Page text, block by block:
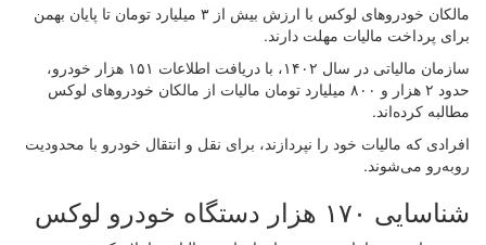
مالکان خودرو‌های لوکس با ارزش بیش از ۳ میلیارد تومان تا پایان بهمن
برای پرداخت مالیات مهلت دارند.
سازمان مالیاتی در سال ۱۴۰۲، با دریافت اطلاعات ۱۵۱ هزار خودرو،
حدود ۲ هزار و ۸۰۰ میلیارد تومان مالیات از مالکان خودروهای لوکس
مطالبه کرده‌اند.
افرادی که مالیات خود را نپردازند، برای نقل و انتقال خودرو با محدودیت
روبه‌رو می‌شوند.
شناسایی ۱۷۰ هزار دستگاه خودرو لوکس